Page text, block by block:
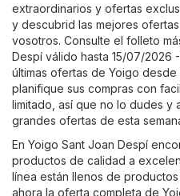
extraordinarios y ofertas
y descubrid las mejores
vosotros. Consulte el folleto
Despí válido hasta 15/07/2026
últimas ofertas de Yoigo
planifique sus compras con
limitado, así que no lo dudes y
grandes ofertas de esta
En Yoigo Sant Joan Despí
productos de calidad a
línea están llenos de
ahora la oferta completa de